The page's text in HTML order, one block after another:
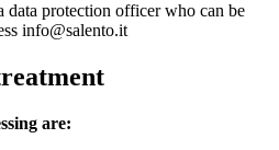
data protection officer who can be
info@salento.it
are: